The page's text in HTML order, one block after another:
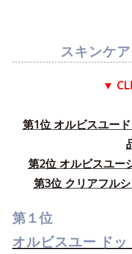
スキンケ
▼
第1位 オルビスユー
第2位 オルビスユー
第3位 クリアフル
第１位
オルビスユー ド